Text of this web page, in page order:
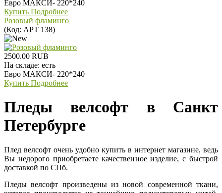
Евро МАКСИ- 220*240
Купить Подробнее
Розовый фламинго
(Код: АРТ 138)
2500.00 RUB
На складе: есть
Евро МАКСИ- 220*240
Купить Подробнее
Пледы велсофт в Санкт
Петербурге
Плед велсофт очень удобно купить в интернет магазине, ведь
Вы недорого приобретаете качественное изделие, с быстрой
доставкой по СПб.
Пледы велсофт произведены из новой современной ткани,